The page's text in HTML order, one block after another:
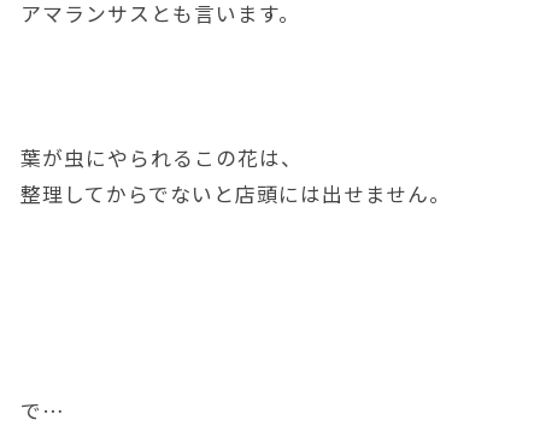
アマランサスとも言います。
葉が虫にやられるこの花は、
整理してからでないと店頭には出せません。
で…